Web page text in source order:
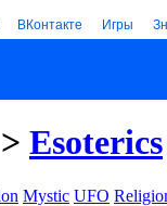
ВКонтакте Игры
> Esoterics
Mystic UFO